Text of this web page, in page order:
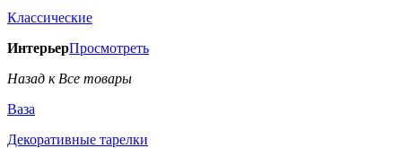
Классические
ИнтерьерПросмотреть
Назад к Все товары
Ваза
Декоративные тарелки